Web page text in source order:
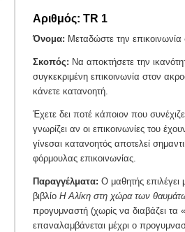
Αριθμός: TR 1
Όνομα: Μεταδώστε την επικοινωνία
Σκοπός: Να αποκτήσετε την
συγκεκριμένη επικοινωνία στον
κάνετε κατανοητή.
Έχετε δει ποτέ κάποιον που
γνωρίζει αν οι επικοινωνίες του
γίνεσαι κατανοητός αποτελεί
φόρμουλας επικοινωνίας.
Παραγγέλματα: Ο μαθητής
βιβλίο Η Αλίκη στη χώρα των
προγυμναστή (χωρίς να διαβάζει τα
επαναλαμβάνεται μέχρι ο